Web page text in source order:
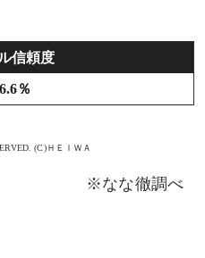
信頼度
％
(C)ＨＥＩＷＡ
※なな徹調べ